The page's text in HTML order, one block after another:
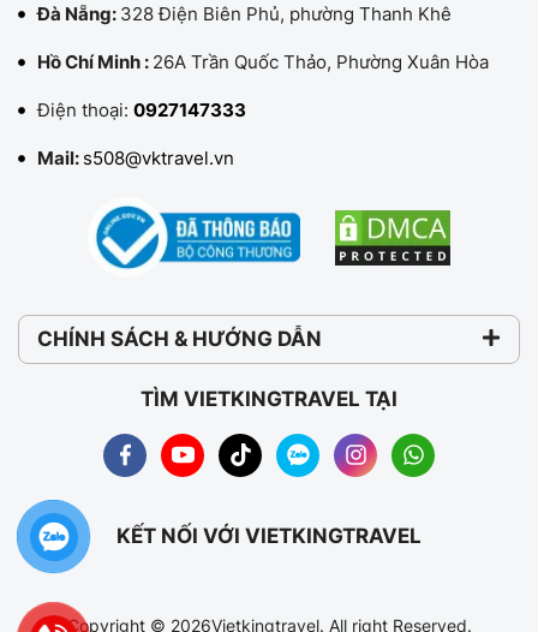
Đà Nẵng: 328 Điện Biên Phủ, phường Thanh Khê
Hồ Chí Minh : 26A Trần Quốc Thảo, Phường Xuân Hòa
Điện thoại: 0927147333
Mail: s508@vktravel.vn
CHÍNH SÁCH & HƯỚNG DẪN
TÌM VIETKINGTRAVEL TẠI
KẾT NỐI VỚI VIETKINGTRAVEL
Copyright © 2026Vietkingtravel. All right Reserved.